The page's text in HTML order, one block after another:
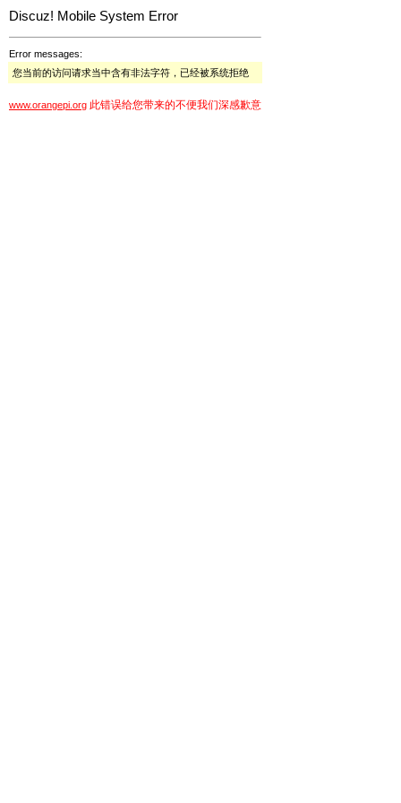
Discuz! Mobile System Error
Error messages:
您当前的访问请求当中含有非法字符，已经被系统拒绝
www.orangepi.org 此错误给您带来的不便我们深感歉意